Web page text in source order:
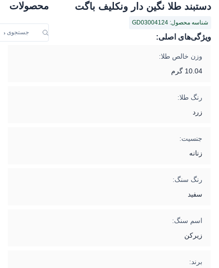
محصولات
دستبند طلا نگین دار ونکلیف باگت
شناسه محصول: GD03004124
ویژگی‌های اصلی:
وزن خالص طلا:
10.04 گرم
رنگ طلا:
زرد
جنسیت:
زنانه
رنگ سنگ:
سفید
اسم سنگ:
زیرکن
برند: